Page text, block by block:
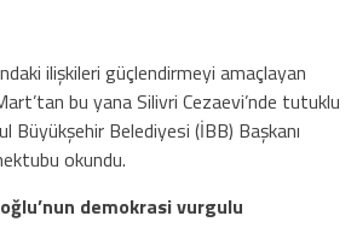
ilişkileri güçlendirmeyi amaçlayan
bu yana Silivri Cezaevi’nde tutuklu
Büyükşehir Belediyesi (İBB) Başkanı
okundu.
demokrasi vurgulu